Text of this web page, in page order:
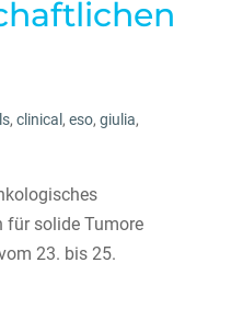
, clinical , eso, giulia,
für solide Tumore
23. bis 25.